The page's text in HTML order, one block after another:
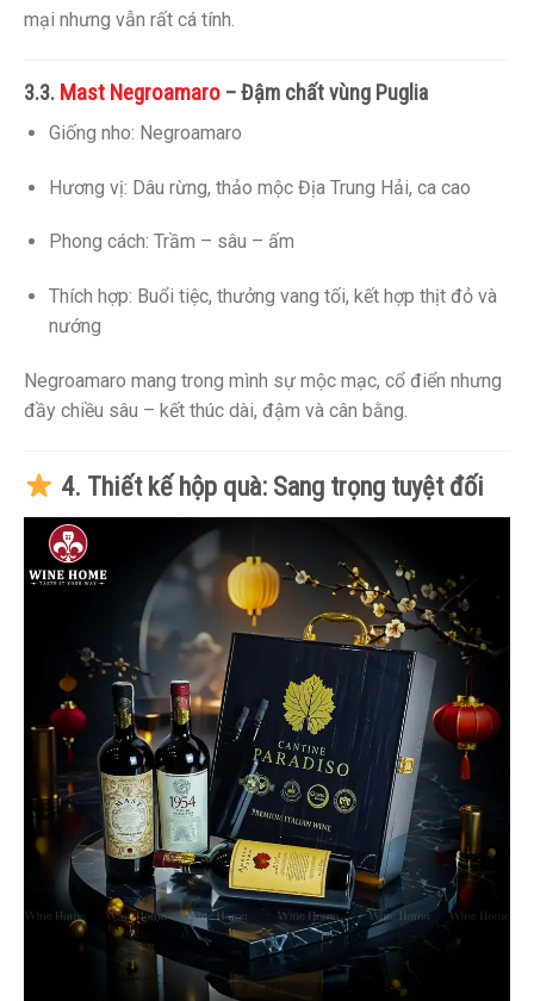
mại nhưng vẫn rất cá tính.
3.3. Mast Negroamaro – Đậm chất vùng Puglia
Giống nho: Negroamaro
Hương vị: Dâu rừng, thảo mộc Địa Trung Hải, ca cao
Phong cách: Trầm – sâu – ấm
Thích hợp: Buổi tiệc, thưởng vang tối, kết hợp thịt đỏ và
nướng
Negroamaro mang trong mình sự mộc mạc, cổ điển nhưng
đầy chiều sâu – kết thúc dài, đậm và cân bằng.
4. Thiết kế hộp quà: Sang trọng tuyệt đối